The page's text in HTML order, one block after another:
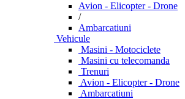
Avion - Elicopter - Drone
/
Ambarcatiuni
Vehicule
Masini - Motociclete
Masini cu telecomanda
Trenuri
Avion - Elicopter - Drone
Ambarcatiuni